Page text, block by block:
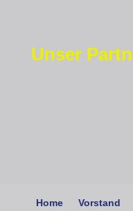
Unser
Home Vorstand